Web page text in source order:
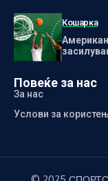
Кошарка
Повеќе за нас
За нас
Услови за